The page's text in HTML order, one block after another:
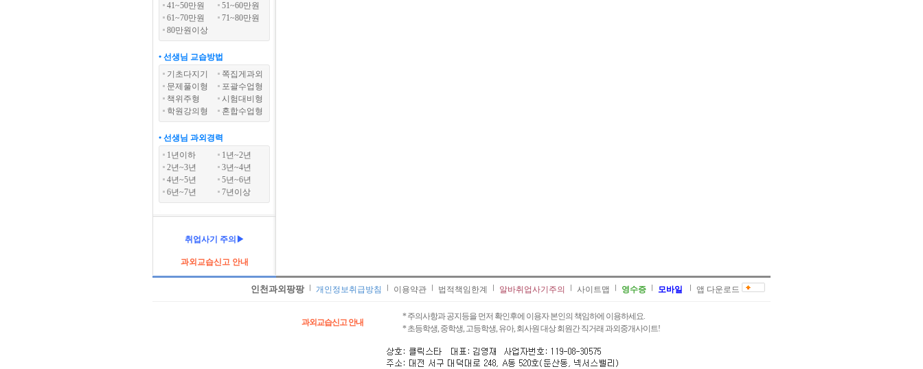
41~50만원
51~60만원
61~70만원
71~80만원
80만원이상
• 선생님 교습방법
기초다지기
쪽집게과외
문제풀이형
포괄수업형
책위주형
시험대비형
학원강의형
혼합수업형
• 선생님 과외경력
1년이하
1년~2년
2년~3년
3년~4년
4년~5년
5년~6년
6년~7년
7년이상
취업사기 주의▶
과외교습신고 안내
인천과외팡팡 개인정보취급방침 이용약관 법적책임한계 알바취업사기주의 사이트맵 영수증 모바일 앱 다운로드
과외교습신고 안내
* 주의사항과 공지등을 먼저 확인후에 이용자 본인의 책임하에 이용하세요.
* 초등학생, 중학생, 고등학생, 유아, 회사원 대상 회원간 직거래 과외중개사이트!